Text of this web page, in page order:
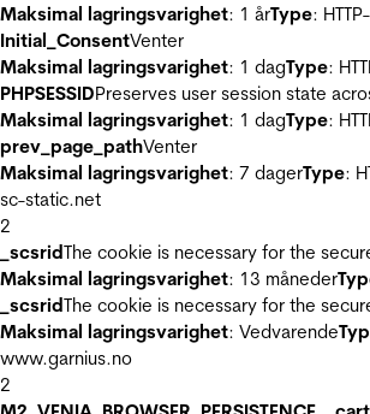
Maksimal lagringsvarighet: 1 årType:
Initial_ConsentVenter
Maksimal lagringsvarighet: 1 dagType:
PHPSESSIDPreserves user session state
Maksimal lagringsvarighet: 1 dagType:
prev_page_pathVenter
Maksimal lagringsvarighet: 7 dagerType:
sc-static.net
2
_scsridThe cookie is necessary for the
Maksimal lagringsvarighet: 13 måneder
_scsridThe cookie is necessary for the
Maksimal lagringsvarighet: Vedvarende
www.garnius.no
2